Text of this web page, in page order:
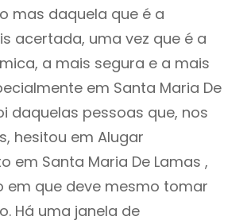
mas daquela que é a
acertada, uma vez que é a
a mais segura e a mais
em Santa Maria De
daquelas pessoas que, nos
hesitou em Alugar
em Santa Maria De Lamas ,
em que deve mesmo tomar
Há uma janela de